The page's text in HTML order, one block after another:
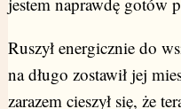
Ruszył energicznie do
na długo zostawił jej
zarazem cieszył się, że